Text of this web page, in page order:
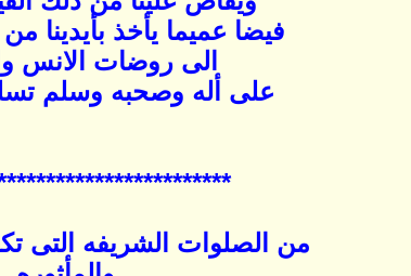
فيضا عميما يأخذ بأيدينا
الى روضات الانس
على أله وصحبه وسلم
من الصلوات الشريفه التى